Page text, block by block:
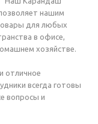
нашим
для любых
в офисе,
хозяйстве.
отличное
всегда готовы
вопросы и